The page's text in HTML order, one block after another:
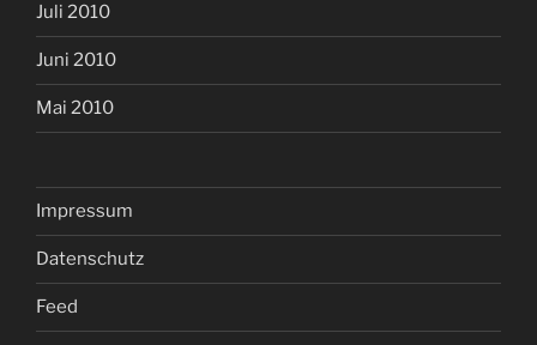
Juli 2010
Juni 2010
Mai 2010
Impressum
Datenschutz
Feed